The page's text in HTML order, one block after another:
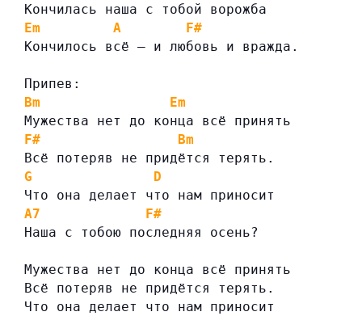
Кончилась наша с тобой ворожба
Em
A
F#
Кончилось всё — и любовь и вражда.
Припев:
Bm
Em
Мужества нет до конца всё принять
F#
Bm
Всё потеряв не придётся терять.
G
D
Что она делает что нам приносит
A7
F#
Наша с тобою последняя осень?
Мужества нет до конца всё принять
Всё потеряв не придётся терять.
Что она делает что нам приносит